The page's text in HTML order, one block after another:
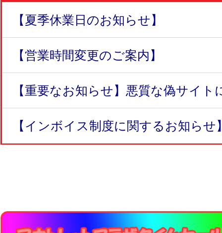
【夏季休業日のお知らせ】
【営業時間変更のご案内】
【重要なお知らせ】悪質な偽サイト
【インボイス制度に関するお知らせ